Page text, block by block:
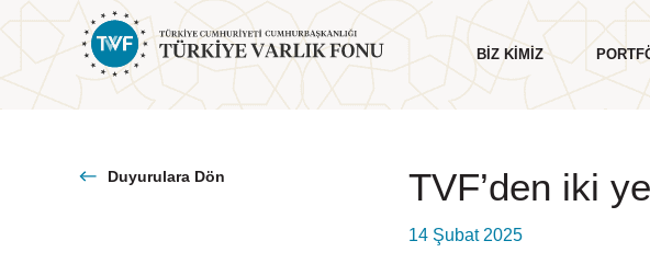
BIZ KIMIZ
Kurumsal Yönetim
Duyurulara Dön TVF’den iki
14 Şubat 2025